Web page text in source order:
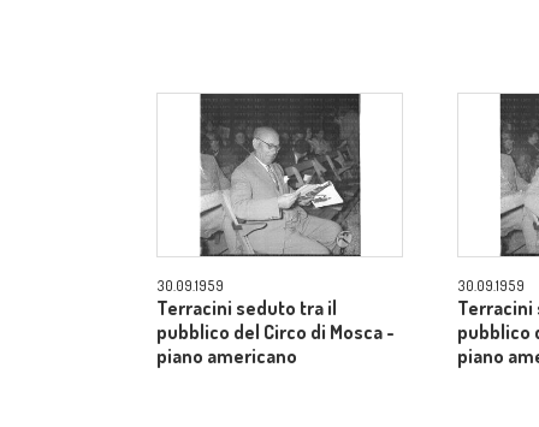
30.09.1959
Terracini seduto tra il
pubblico del Circo di Mosca -
piano americano
30.09.1959
Terracini
pubblico
piano